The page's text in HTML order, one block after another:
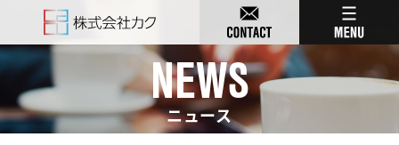
NEWS
ニュース